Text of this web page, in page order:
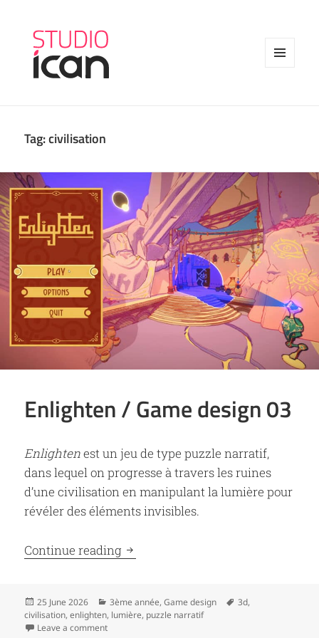
Tag:civilisation
Enlighten / Game design 03
Enlightenest un jeu de type puzzle narratif,
dans lequel on progresse à travers les ruines
d’une civilisation en manipulant la lumière pour
révéler des éléments invisibles.
Continue reading Enlighten / Game design 03
Posted
on
25 June 2026 Categories
3ème année,Game design Tags
3d,
civilisation,enlighten, lumière, puzzle narratif
Leave a commenton Enlighten / Game design 03